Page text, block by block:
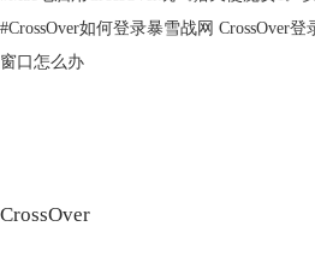
忽略不计。类虚拟机软件不需要安装
个“小软件”。运行类虚拟机软件并不需要
#CrossOver如何登录暴雪战网 CrossOver
窗口怎么办
CrossOver